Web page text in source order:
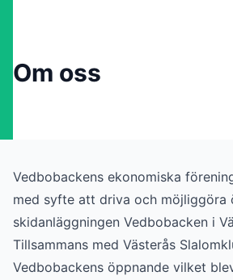
Om oss
Vedbobackens ekonomiska
med syfte att driva och möjliggöra
skidanläggningen Vedbobacken i
Tillsammans med Västerås
Vedbobackens öppnande vilket